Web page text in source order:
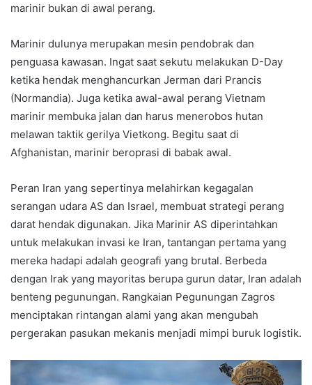
marinir bukan di awal perang.
Marinir dulunya merupakan mesin pendobrak dan
penguasa kawasan. Ingat saat sekutu melakukan D-Day
ketika hendak menghancurkan Jerman dari Prancis
(Normandia). Juga ketika awal-awal perang Vietnam
marinir membuka jalan dan harus menerobos hutan
melawan taktik gerilya Vietkong. Begitu saat di
Afghanistan, marinir beroprasi di babak awal.
Peran Iran yang sepertinya melahirkan kegagalan
serangan udara AS dan Israel, membuat strategi perang
darat hendak digunakan. Jika Marinir AS diperintahkan
untuk melakukan invasi ke Iran, tantangan pertama yang
mereka hadapi adalah geografi yang brutal. Berbeda
dengan Irak yang mayoritas berupa gurun datar, Iran adalah
benteng pegunungan. Rangkaian Pegunungan Zagros
menciptakan rintangan alami yang akan mengubah
pergerakan pasukan mekanis menjadi mimpi buruk logistik.